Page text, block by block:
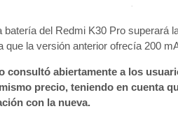
del Redmi K30 Pro superará
la versión anterior ofrecía 200
consultó abiertamente a los
precio, teniendo en cuenta
con la nueva.